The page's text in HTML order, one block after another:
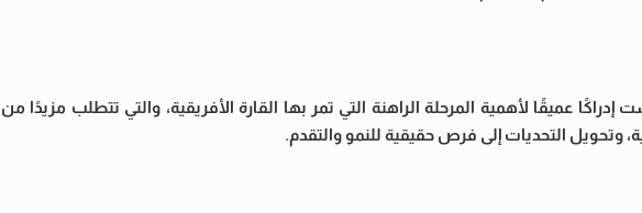
عميقًا لأهمية المرحلة الراهنة التي تمر بها القارة الأفريقية، والتي تتطلب مزيدًا من
وتحويل التحديات إلى فرص حقيقية للنمو والتقدم.